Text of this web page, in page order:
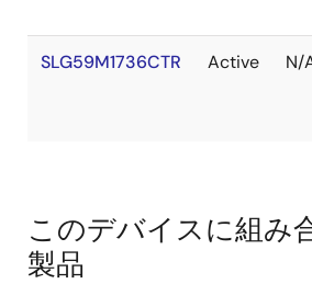
SLG59M1736CTR Active N/
このデバイスに組み
製品